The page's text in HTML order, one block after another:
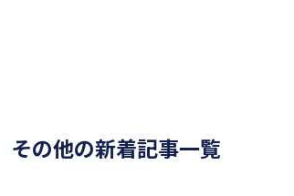
その他の新着記事一覧